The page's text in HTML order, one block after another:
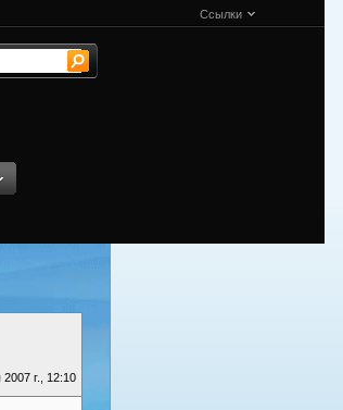
Ссылки
2007 г., 12:10